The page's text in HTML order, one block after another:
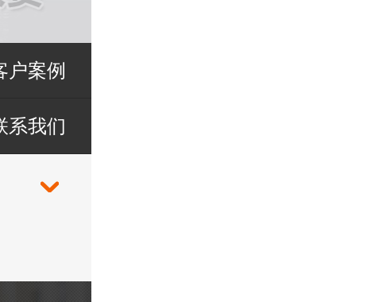
户案例
系我们